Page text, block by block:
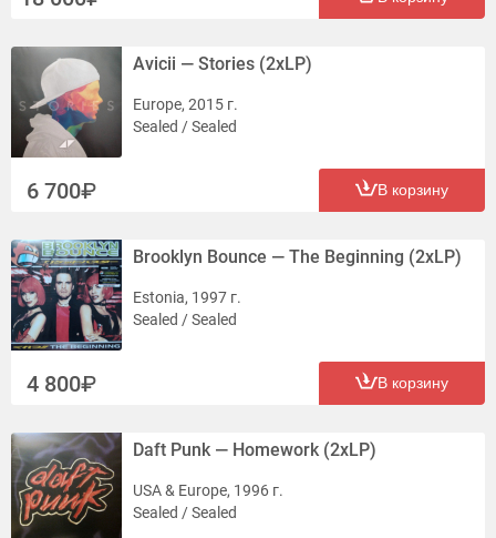
Avicii — Stories (2xLP)
Europe, 2015 г.
Sealed / Sealed
6 700 В корзину
Brooklyn Bounce — The Beginning (2xLP)
Estonia, 1997 г.
Sealed / Sealed
4 800 В корзину
Daft Punk — Homework (2xLP)
USA & Europe, 1996 г.
Sealed / Sealed